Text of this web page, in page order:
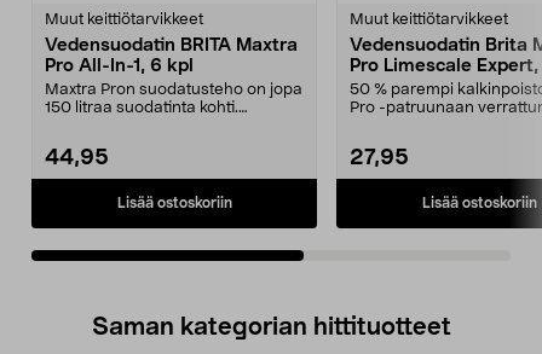
Muut keittiötarvikkeet
Vedensuodatin BRITA Maxtra
Pro All-In-1, 6 kpl
Maxtra Pron suodatusteho on jopa
150 litraa suodatinta kohti.
44,95
Lisää ostoskoriin
Muut keittiötarvikkeet
Vedensuodatin Brita
Pro Limescale
50 % parempi
Pro -patruunaan
27,95
Lisää ostoskoriin
Saman kategorian hittituotteet